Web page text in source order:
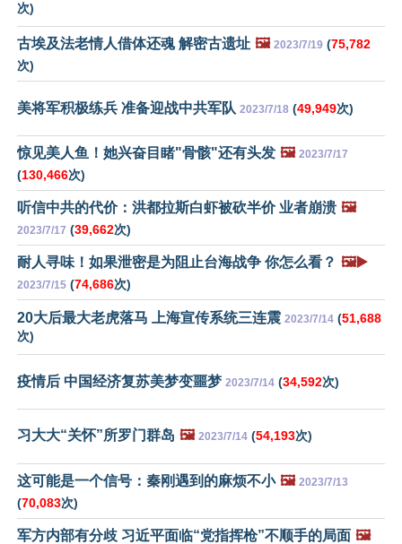
次)
古埃及法老情人借体还魂 解密古遗址 🖼️ 2023/7/19 (75,782
次)
美将军积极练兵 准备迎战中共军队 2023/7/18 (49,949次)
惊见美人鱼！她兴奋目睹"骨骸"还有头发 🖼️ 2023/7/17
(130,466次)
听信中共的代价：洪都拉斯白虾被砍半价 业者崩溃 🖼️
2023/7/17 (39,662次)
耐人寻味！如果泄密是为阻止台海战争 你怎么看？ 🖼️▶️
2023/7/15 (74,686次)
20大后最大老虎落马 上海宣传系统三连震 2023/7/14 (51,688
次)
疫情后 中国经济复苏美梦变噩梦 2023/7/14 (34,592次)
习大大“关怀”所罗门群岛 🖼️ 2023/7/14 (54,193次)
这可能是一个信号：秦刚遇到的麻烦不小 🖼️ 2023/7/13
(70,083次)
军方内部有分歧 习近平面临“党指挥枪”不顺手的局面 🖼️